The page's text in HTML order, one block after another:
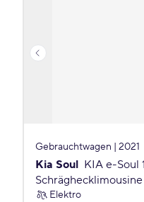
Gebrauchtwagen | 2021
Kia Soul KIA e-Soul
Schräghecklimousine
Elektro